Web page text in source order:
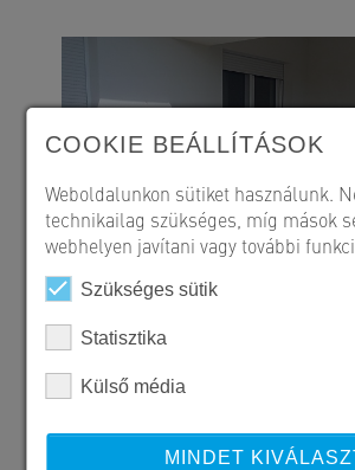
COOKIE BEÁLLÍTÁSOK
Weboldalunkon sütiket használunk.
technikailag szükséges, míg mások
webhelyen javítani vagy további
Szükséges sütik
Statisztika
Külső média
MINDET